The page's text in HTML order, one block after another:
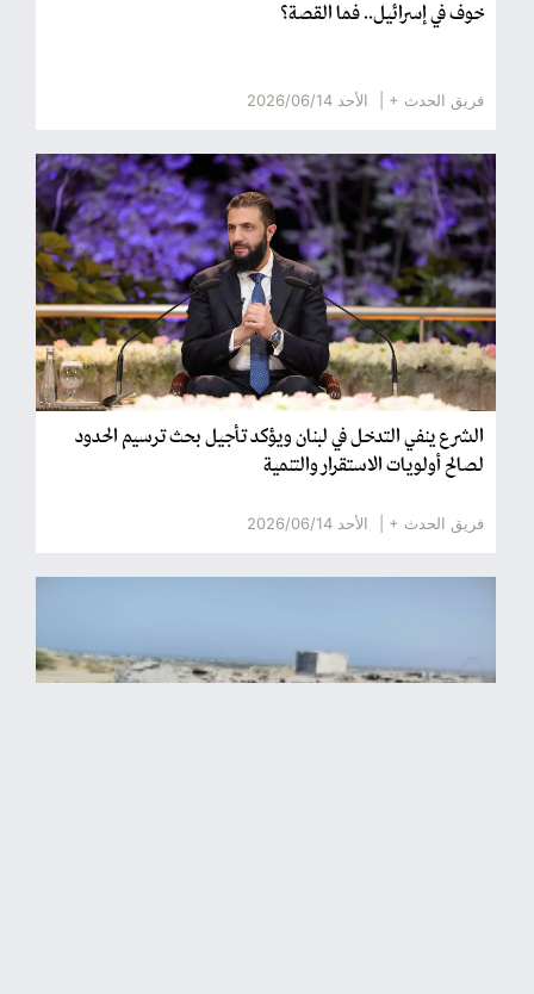
خوف في إسرائيل.. فما القصة؟
فريق الحدث + | الأحد 2026/06/14
الشرع ينفي التدخل في لبنان ويؤكد تأجيل بحث ترسيم الحدود
لصالح أولويات الاستقرار والتنمية
فريق الحدث + | الأحد 2026/06/14